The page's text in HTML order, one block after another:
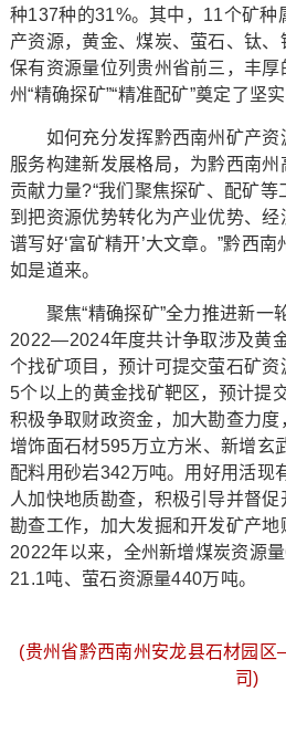
种137种的31%。其中，11个矿种
产资源，黄金、煤炭、萤石、钛
保有资源量位列贵州省前三，丰
州“精确探矿”“精准配矿”奠定了坚实
如何充分发挥黔西南州矿产资
服务构建新发展格局，为黔西南
贡献力量?“我们聚焦探矿、配矿
到把资源优势转化为产业优势、
谱写好‘富矿精开’大文章。”黔西
如是道来。
聚焦“精确探矿”全力推进新一轮
2022—2024年度共计争取涉及黄
个找矿项目，预计可提交萤石矿
5个以上的黄金找矿靶区，预计提
积极争取财政资金，加大勘查力
增饰面石材595万立方米、新增玄
配料用砂岩342万吨。用好用活现
人加快地质勘查，积极引导并督
勘查工作，加大发掘和开发矿产地
2022年以来，全州新增煤炭资源
21.1吨、萤石资源量440万吨。
(贵州省黔西南州安龙县石材园
司)